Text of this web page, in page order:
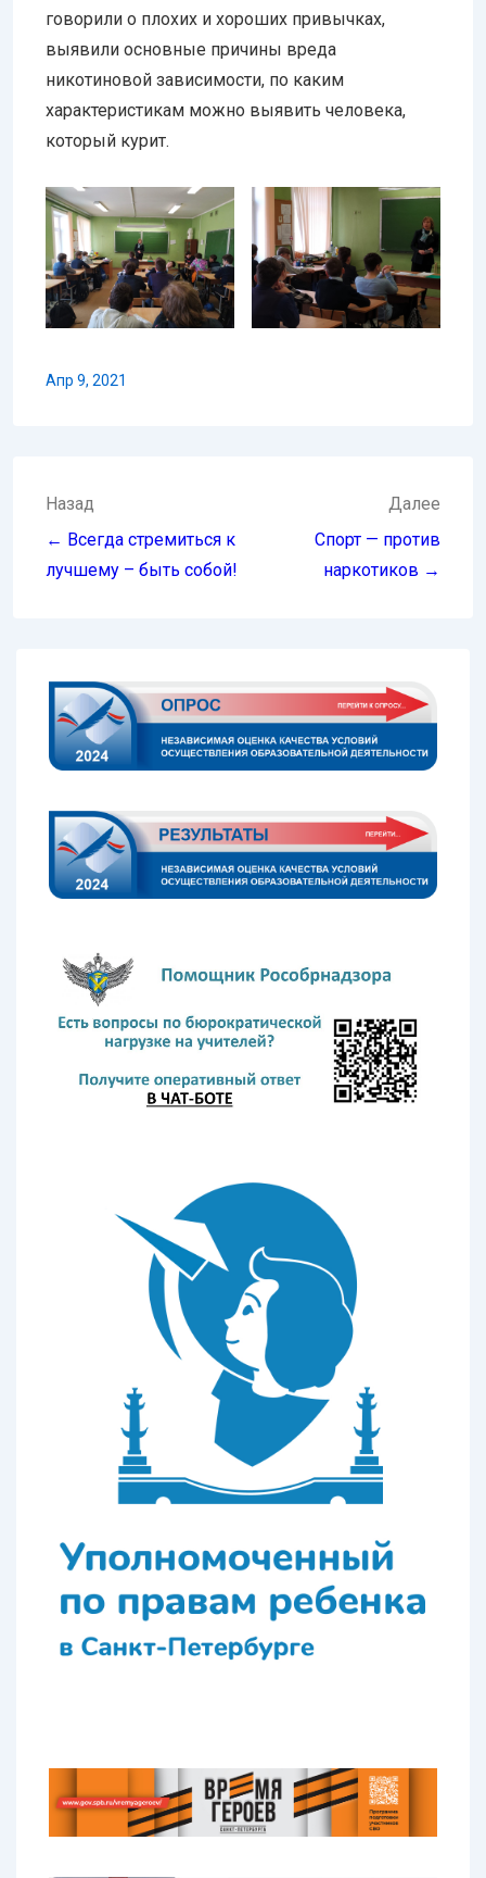
говорили о плохих и хороших привычках,
выявили основные причины вреда
никотиновой зависимости, по каким
характеристикам можно выявить человека,
который курит.
Апр 9, 2021
Навигация
по
записям
Назад
← Всегда стремиться к
лучшему – быть собой!
Далее
Спорт — против
наркотиков →